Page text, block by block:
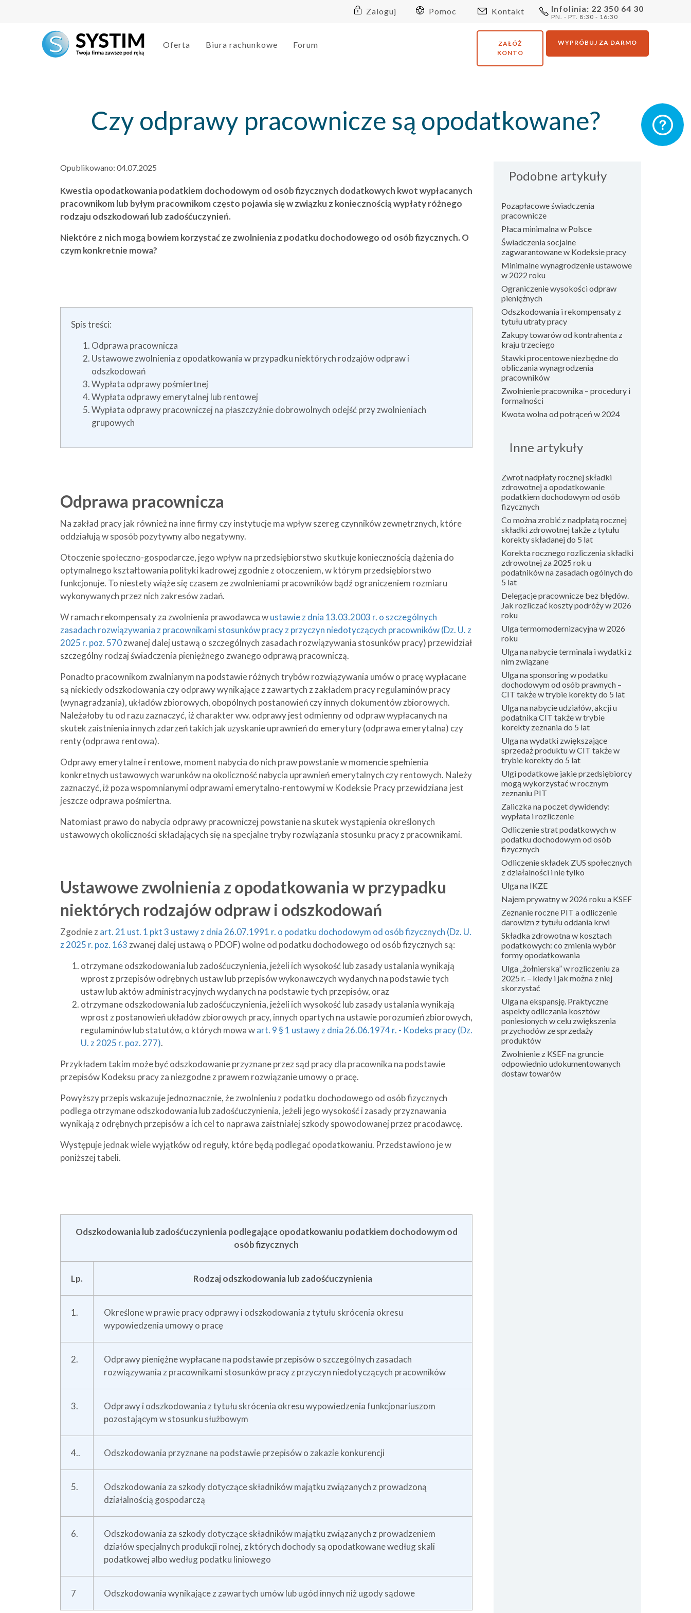
Infolinia: 22 350 64 30
PN. - PT. 8:30 - 16:30
Kontakt
Pomoc
Zaloguj
WYPRÓBUJ ZA DARMO
ZAŁÓŻ
KONTO
Oferta Biura rachunkowe Forum
Czy odprawy pracownicze są opodatkowane?
Opublikowano: 04.07.2025
Kwestia opodatkowania podatkiem dochodowym od osób fizycznych dodatkowych kwot wypłacanych
pracownikom lub byłym pracownikom często pojawia się w związku z koniecznością wypłaty różnego
rodzaju odszkodowań lub zadośćuczynień.
Niektóre z nich mogą bowiem korzystać ze zwolnienia z podatku dochodowego od osób fizycznych. O
czym konkretnie mowa?
Spis treści:
Odprawa pracownicza
Ustawowe zwolnienia z opodatkowania w przypadku niektórych rodzajów odpraw i
odszkodowań
Wypłata odprawy pośmiertnej
Wypłata odprawy emerytalnej lub rentowej
Wypłata odprawy pracowniczej na płaszczyźnie dobrowolnych odejść przy zwolnieniach
grupowych
Odprawa pracownicza
Na zakład pracy jak również na inne firmy czy instytucje ma wpływ szereg czynników zewnętrznych, które
oddziałują w sposób pozytywny albo negatywny.
Otoczenie społeczno-gospodarcze, jego wpływ na przedsiębiorstwo skutkuje koniecznością dążenia do
optymalnego kształtowania polityki kadrowej zgodnie z otoczeniem, w którym przedsiębiorstwo
funkcjonuje. To niestety wiąże się czasem ze zwolnieniami pracowników bądź ograniczeniem rozmiaru
wykonywanych przez nich zakresów zadań.
W ramach rekompensaty za zwolnienia prawodawca wustawie z dnia 13.03.2003 r. o szczególnych
zasadach rozwiązywania z pracownikami stosunków pracy z przyczyn niedotyczących pracowników (Dz. U. z
2025 r. poz. 570zwanej dalej ustawą o szczególnych zasadach rozwiązywania stosunków pracy) przewidział
szczególny rodzaj świadczenia pieniężnego zwanego odprawą pracowniczą.
Ponadto pracownikom zwalnianym na podstawie różnych trybów rozwiązywania umów o pracę wypłacane
są niekiedy odszkodowania czy odprawy wynikające z zawartych z zakładem pracy regulaminów pracy
(wynagradzania), układów zbiorowych, obopólnych postanowień czy innych dokumentów zbiorowych.
Należałoby tu od razu zaznaczyć, iż charakter ww. odprawy jest odmienny od odpraw wypłacanych na
skutek zaistnienia innych zdarzeń takich jak uzyskanie uprawnień do emerytury (odprawa emerytalna) czy
renty (odprawa rentowa).
Odprawy emerytalne i rentowe, moment nabycia do nich praw powstanie w momencie spełnienia
konkretnych ustawowych warunków na okoliczność nabycia uprawnień emerytalnych czy rentowych. Należy
zaznaczyć, iż poza wspomnianymi odprawami emerytalno-rentowymi w Kodeksie Pracy przewidziana jest
jeszcze odprawa pośmiertna.
Natomiast prawo do nabycia odprawy pracowniczej powstanie na skutek wystąpienia określonych
ustawowych okoliczności składających się na specjalne tryby rozwiązania stosunku pracy z pracownikami.
Ustawowe zwolnienia z opodatkowania w przypadku
niektórych rodzajów odpraw i odszkodowań
Zgodnie zart. 21 ust. 1 pkt 3 ustawy z dnia 26.07.1991 r. o podatku dochodowym od osób fizycznych (Dz. U.
z 2025 r. poz. 163 zwanej dalej ustawą o PDOF) wolne od podatku dochodowego od osób fizycznych są:
otrzymane odszkodowania lub zadośćuczynienia, jeżeli ich wysokość lub zasady ustalania wynikają
wprost z przepisów odrębnych ustaw lub przepisów wykonawczych wydanych na podstawie tych
ustaw lub aktów administracyjnych wydanych na podstawie tych przepisów, oraz
otrzymane odszkodowania lub zadośćuczynienia, jeżeli ich wysokość lub zasady ustalania wynikają
wprost z postanowień układów zbiorowych pracy, innych opartych na ustawie porozumień zbiorowych,
regulaminów lub statutów, o których mowa wart. 9 § 1 ustawy z dnia 26.06.1974 r. - Kodeks pracy (Dz.
U. z 2025 r. poz. 277).
Przykładem takim może być odszkodowanie przyznane przez sąd pracy dla pracownika na podstawie
przepisów Kodeksu pracy za niezgodne z prawem rozwiązanie umowy o pracę.
Powyższy przepis wskazuje jednoznacznie, że zwolnieniu z podatku dochodowego od osób fizycznych
podlega otrzymane odszkodowania lub zadośćuczynienia, jeżeli jego wysokość i zasady przyznawania
wynikają z odrębnych przepisów a ich cel to naprawa zaistniałej szkody spowodowanej przez pracodawcę.
Występuje jednak wiele wyjątków od reguły, które będą podlegać opodatkowaniu. Przedstawiono je w
poniższej tabeli.
Odszkodowania lub zadośćuczynienia podlegające opodatkowaniu podatkiem dochodowym od
osób fizycznych
Lp. Rodzaj odszkodowania lub zadośćuczynienia
1.
Określone w prawie pracy odprawy i odszkodowania z tytułu skrócenia okresu
wypowiedzenia umowy o pracę
2.
Odprawy pieniężne wypłacane na podstawie przepisów o szczególnych zasadach
rozwiązywania z pracownikami stosunków pracy z przyczyn niedotyczących pracowników
3.
Odprawy i odszkodowania z tytułu skrócenia okresu wypowiedzenia funkcjonariuszom
pozostającym w stosunku służbowym
4.. Odszkodowania przyznane na podstawie przepisów o zakazie konkurencji
5.
Odszkodowania za szkody dotyczące składników majątku związanych z prowadzoną
działalnością gospodarczą
6.
Odszkodowania za szkody dotyczące składników majątku związanych z prowadzeniem
działów specjalnych produkcji rolnej, z których dochody są opodatkowane według skali
podatkowej albo według podatku liniowego
7 Odszkodowania wynikające z zawartych umów lub ugód innych niż ugody sądowe
Podobne artykuły
Pozapłacowe świadczenia
pracownicze
Płaca minimalna w Polsce
Świadczenia socjalne
zagwarantowane w Kodeksie pracy
Minimalne wynagrodzenie ustawowe
w 2022 roku
Ograniczenie wysokości odpraw
pieniężnych
Odszkodowania i rekompensaty z
tytułu utraty pracy
Zakupy towarów od kontrahenta z
kraju trzeciego
Stawki procentowe niezbędne do
obliczania wynagrodzenia
pracowników
Zwolnienie pracownika – procedury i
formalności
Kwota wolna od potrąceń w 2024
Inne artykuły
Zwrot nadpłaty rocznej składki
zdrowotnej a opodatkowanie
podatkiem dochodowym od osób
fizycznych
Co można zrobić z nadpłatą rocznej
składki zdrowotnej także z tytułu
korekty składanej do 5 lat
Korekta rocznego rozliczenia składki
zdrowotnej za 2025 rok u
podatników na zasadach ogólnych do
5 lat
Delegacje pracownicze bez błędów.
Jak rozliczać koszty podróży w 2026
roku
Ulga termomodernizacyjna w 2026
roku
Ulga na nabycie terminala i wydatki z
nim związane
Ulga na sponsoring w podatku
dochodowym od osób prawnych –
CIT także w trybie korekty do 5 lat
Ulga na nabycie udziałów, akcji u
podatnika CIT także w trybie
korekty zeznania do 5 lat
Ulga na wydatki zwiększające
sprzedaż produktu w CIT także w
trybie korekty do 5 lat
Ulgi podatkowe jakie przedsiębiorcy
mogą wykorzystać w rocznym
zeznaniu PIT
Zaliczka na poczet dywidendy:
wypłata i rozliczenie
Odliczenie strat podatkowych w
podatku dochodowym od osób
fizycznych
Odliczenie składek ZUS społecznych
z działalności i nie tylko
Ulga na IKZE
Najem prywatny w 2026 roku a KSEF
Zeznanie roczne PIT a odliczenie
darowizn z tytułu oddania krwi
Składka zdrowotna w kosztach
podatkowych: co zmienia wybór
formy opodatkowania
Ulga „żołnierska” w rozliczeniu za
2025 r. – kiedy i jak można z niej
skorzystać
Ulga na ekspansję. Praktyczne
aspekty odliczania kosztów
poniesionych w celu zwiększenia
przychodów ze sprzedaży
produktów
Zwolnienie z KSEF na gruncie
odpowiednio udokumentowanych
dostaw towarów